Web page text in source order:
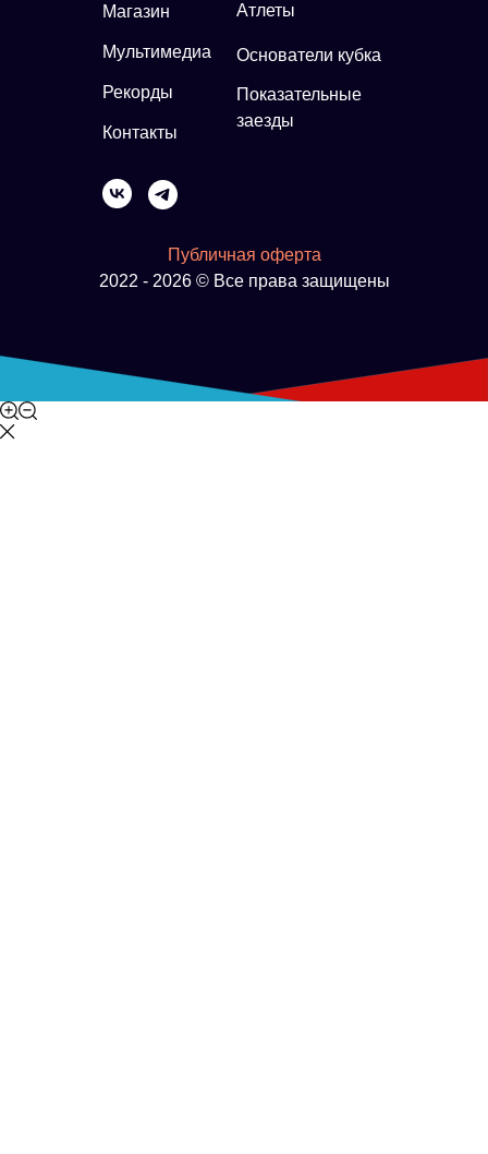
Публичная оферта
2022 - 2026 © Все права защищены
Магазин
Мультимедиа
Рекорды
Контакты
Атлеты
Основатели кубка
Показательные
заезды